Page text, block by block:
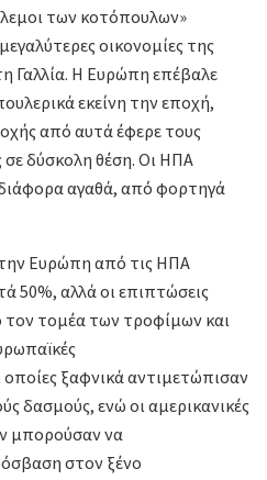
των κοτόπουλων»
οικονομίες της
Γαλλία. Η Ευρώπη επέβαλε
εκείνη την εποχή,
από αυτά έφερε τους
σε δύσκολη θέση. Οι ΗΠΑ
αγαθά, από φορτηγά
Ευρώπη από τις ΗΠΑ
50%, αλλά οι επιπτώσεις
τομέα των τροφίμων και
ξαφνικά αντιμετώπισαν
δασμούς, ενώ οι αμερικανικές
μπορούσαν να
στον ξένο